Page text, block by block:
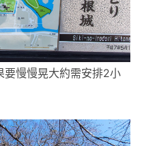
要慢慢晃大約需安排2小